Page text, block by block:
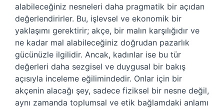
alabileceğiniz nesneleri daha pragmatik bir açıdan
değerlendirirler. Bu, işlevsel ve ekonomik bir
yaklaşımı gerektirir; akçe, bir malın karşılığıdır ve
ne kadar mal alabileceğiniz doğrudan pazarlık
gücünüzle ilgilidir. Ancak, kadınlar ise bu tür
değerleri daha sezgisel ve duygusal bir bakış
açısıyla inceleme eğilimindedir. Onlar için bir
akçenin alacağı şey, sadece fiziksel bir nesne değil,
aynı zamanda toplumsal ve etik bağlamdaki anlamı